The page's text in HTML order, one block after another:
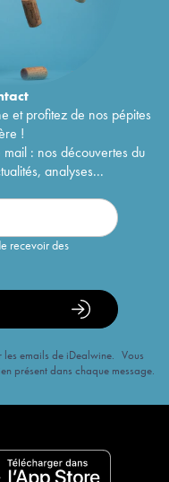
et profitez de nos pépites
!
: nos découvertes du
analyses...
recevoir des
les emails de iDealwine. Vous
présent dans chaque message.